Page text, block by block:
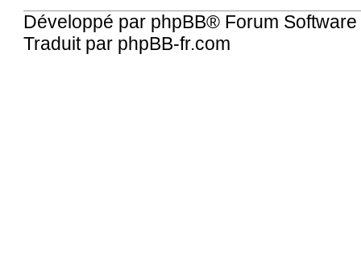
Développé par phpBB® Forum
Traduit par phpBB-fr.com